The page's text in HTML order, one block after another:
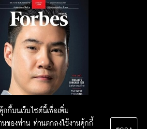
กกี้บนเว็บไซต์นี้เพื่อเพิ่ม
นของท่าน ท่านตกลงใช้งานคุ้กกี้